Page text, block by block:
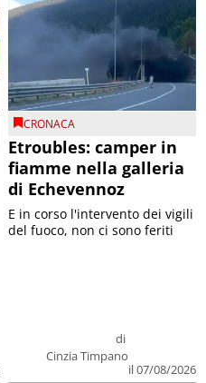
CRONACA
Etroubles: camper in
fiamme nella galleria
di Echevennoz
di
Cinzia Timpano
il 07/08/2026
E in corso l'intervento dei vigili
del fuoco, non ci sono feriti